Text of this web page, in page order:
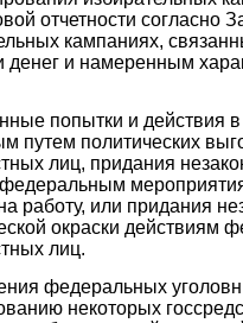
отчетности согласно
кампаниях,
денег и намеренным
попытки и действия
путем политических
лиц, придания
федеральным
работу, или придания
окраски действиям
лиц.
федеральных
некоторых